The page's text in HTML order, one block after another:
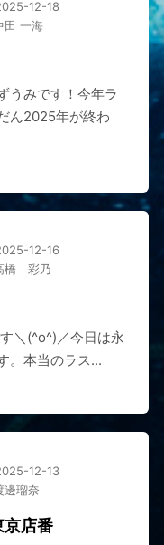
12-18
田 一海
うみです！今年ラ
ん2025年が終わ
12-16
橋 彩乃
＼(^o^)／今日は永
。本当のラス...
12-13
邊瑠奈
京店番